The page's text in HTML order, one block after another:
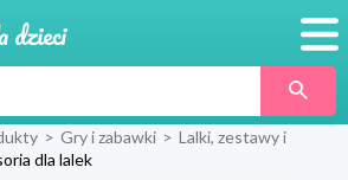
Produkty
> Gry i zabawki > Lalki, zestawy i
dla lalek